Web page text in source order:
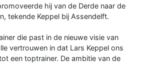
hij van de Derde naar de
tekende Keppel bij Assendelft.
die past in de nieuwe visie van
vertrouwen in dat Lars Keppel ons
een toptrainer. De ambitie van de